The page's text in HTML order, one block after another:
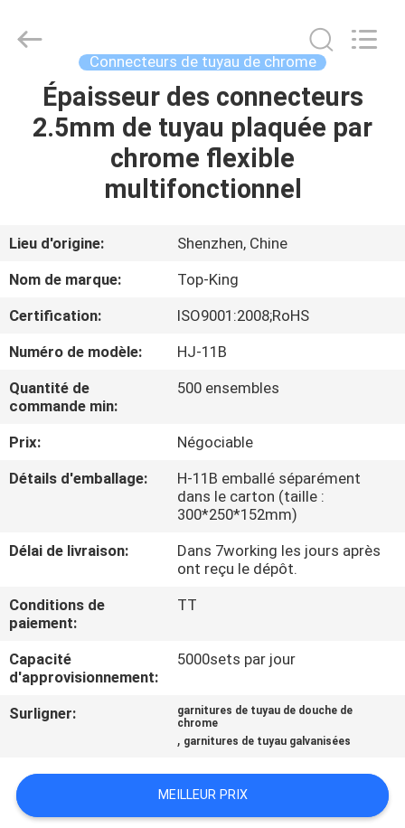
À
PROPOS
NOUS
DE
L'USINE
CONTRÔLE
LA
QUALITÉ
NOUS
CONTACTER
DEMANDEZ
UN DEVIS
Jingji
Technology
Connecteurs de tuyau de chrome
Épaisseur des connecteurs
2.5mm de tuyau plaquée par
chrome flexible
multifonctionnel
Lieu d'origine:
Shenzhen, Chine
Nom de marque:
Top-King
Certification:
ISO9001:2008;RoHS
Numéro de modèle:
HJ-11B
Quantité de
commande min:
500 ensembles
Prix:
Négociable
Détails d'emballage:
H-11B emballé séparément
dans le carton (taille :
300*250*152mm)
Délai de livraison:
Dans 7working les jours après
ont reçu le dépôt.
Conditions de
paiement:
TT
Capacité
d'approvisionnement:
5000sets par jour
Surligner:
garnitures de tuyau de douche de
chrome
, garnitures de tuyau galvanisées
MEILLEUR PRIX